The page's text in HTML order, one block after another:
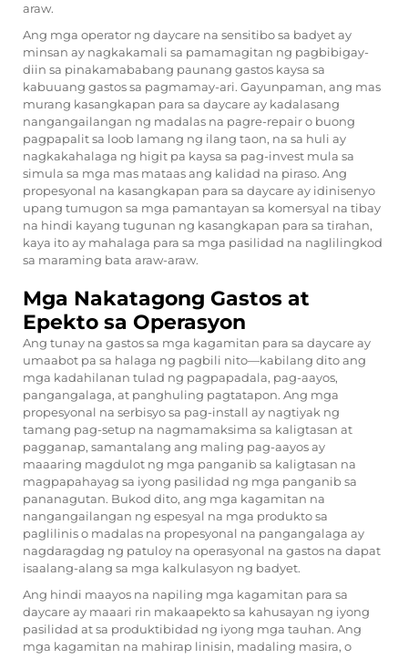
araw.
Ang mga operator ng daycare na sensitibo sa badyet ay
minsan ay nagkakamali sa pamamagitan ng pagbibigay-
diin sa pinakamababang paunang gastos kaysa sa
kabuuang gastos sa pagmamay-ari. Gayunpaman, ang mas
murang kasangkapan para sa daycare ay kadalasang
nangangailangan ng madalas na pagre-repair o buong
pagpapalit sa loob lamang ng ilang taon, na sa huli ay
nagkakahalaga ng higit pa kaysa sa pag-invest mula sa
simula sa mga mas mataas ang kalidad na piraso. Ang
propesyonal na kasangkapan para sa daycare ay idinisenyo
upang tumugon sa mga pamantayan sa komersyal na tibay
na hindi kayang tugunan ng kasangkapan para sa tirahan,
kaya ito ay mahalaga para sa mga pasilidad na naglilingkod
sa maraming bata araw-araw.
Mga Nakatagong Gastos at
Epekto sa Operasyon
Ang tunay na gastos sa mga kagamitan para sa daycare ay
umaabot pa sa halaga ng pagbili nito—kabilang dito ang
mga kadahilanan tulad ng pagpapadala, pag-aayos,
pangangalaga, at panghuling pagtatapon. Ang mga
propesyonal na serbisyo sa pag-install ay nagtiyak ng
tamang pag-setup na nagmamaksima sa kaligtasan at
pagganap, samantalang ang maling pag-aayos ay
maaaring magdulot ng mga panganib sa kaligtasan na
magpapahayag sa iyong pasilidad ng mga panganib sa
pananagutan. Bukod dito, ang mga kagamitan na
nangangailangan ng espesyal na mga produkto sa
paglilinis o madalas na propesyonal na pangangalaga ay
nagdaragdag ng patuloy na operasyonal na gastos na dapat
isaalang-alang sa mga kalkulasyon ng badyet.
Ang hindi maayos na napiling mga kagamitan para sa
daycare ay maaari rin makaapekto sa kahusayan ng iyong
pasilidad at sa produktibidad ng iyong mga tauhan. Ang
mga kagamitan na mahirap linisin, madaling masira, o